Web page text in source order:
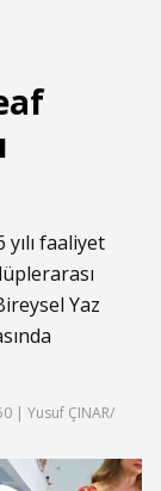
faaliyet
Yaz
| Yusuf ÇINAR/